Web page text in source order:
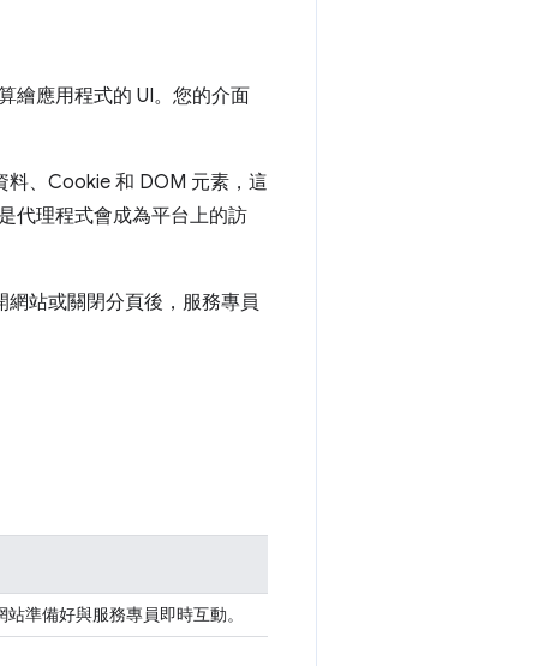
繪應用程式的 UI。您的介面
料、Cookie 和 DOM 元素，這
代理程式會成為平台上的訪
站或關閉分頁後，服務專員
準備好與服務專員即時互動。